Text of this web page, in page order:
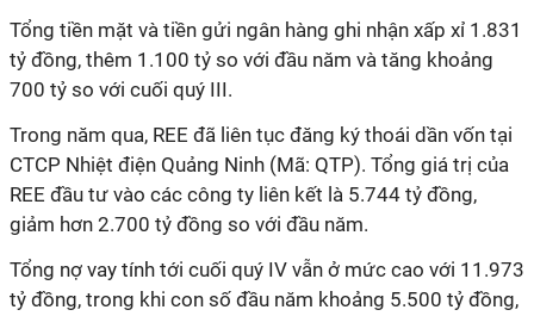
Tổng tiền mặt và tiền gửi ngân hàng ghi nhận xấp xỉ 1.831
tỷ đồng, thêm 1.100 tỷ so với đầu năm và tăng khoảng
700 tỷ so với cuối quý III.
Trong năm qua, REE đã liên tục đăng ký thoái dần vốn tại
CTCP Nhiệt điện Quảng Ninh (Mã: QTP). Tổng giá trị của
REE đầu tư vào các công ty liên kết là 5.744 tỷ đồng,
giảm hơn 2.700 tỷ đồng so với đầu năm.
Tổng nợ vay tính tới cuối quý IV vẫn ở mức cao với 11.973
tỷ đồng, trong khi con số đầu năm khoảng 5.500 tỷ đồng,